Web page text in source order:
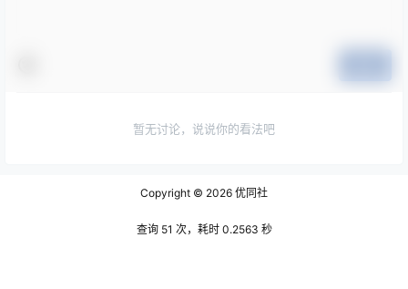
暂无讨论，说说你的看法吧
Copyright © 2026 优同社
查询 51 次，耗时 0.2563 秒